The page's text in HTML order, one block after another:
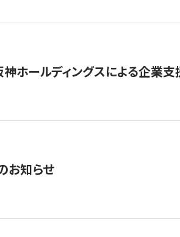
ホールディングスによる企業支
お知らせ